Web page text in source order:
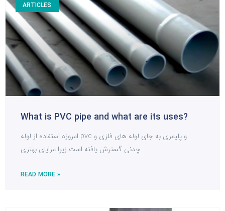
ARTICLES
What is PVC pipe and what are its uses?
امروزه استفاده از لوله pvc و پلیمری به جای لوله های فلزی و
چدنی گسترش یافته است زیرا مزایای بهتری
READ MORE »